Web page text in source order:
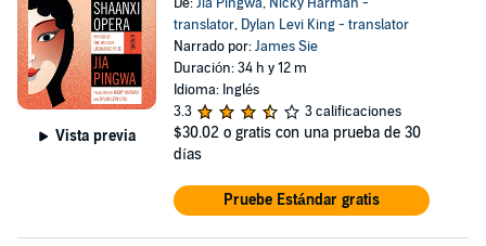
Vista previa
translator, Dylan Levi King - translator
Narrado por:James Sie
Duración: 34 h y 12 m
Idioma: Inglés
3.3
3 calificaciones
$30.02 o gratis con una prueba de 30
días
Pruebe Estándar gratis